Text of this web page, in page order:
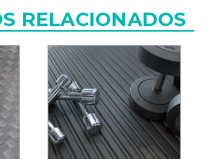
RELACIONADOS